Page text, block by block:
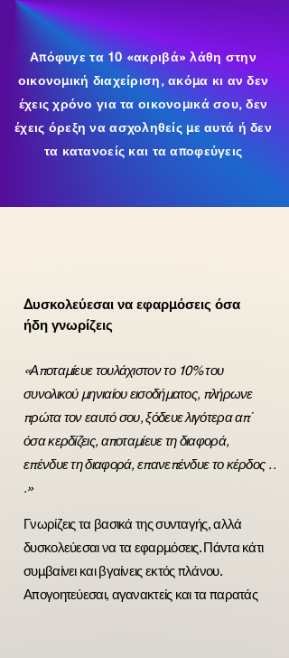
Απόφυγε τα 10 «ακριβά» λάθη στην
οικονομική διαχείριση, ακόμα κι αν δεν
έχεις χρόνο για τα οικονομικά σου, δεν
έχεις όρεξη να ασχοληθείς με αυτά ή δεν
τα κατανοείς και τα αποφεύγεις
Δυσκολεύεσαι να εφαρμόσεις όσα
ήδη γνωρίζεις
«Αποταμίευε τουλάχιστον το 10% του
συνολικού μηνιαίου εισοδήματος, πλήρωνε
πρώτα τον εαυτό σου, ξόδευε λιγότερα απ΄
όσα κερδίζεις, αποταμίευε τη διαφορά,
επένδυε τη διαφορά, επανεπένδυε το κέρδος . .
.»
Γνωρίζεις τα βασικά της συνταγής, αλλά
δυσκολεύεσαι να τα εφαρμόσεις. Πάντα κάτι
συμβαίνει και βγαίνεις εκτός πλάνου.
Απογοητεύεσαι, αγανακτείς και τα παρατάς